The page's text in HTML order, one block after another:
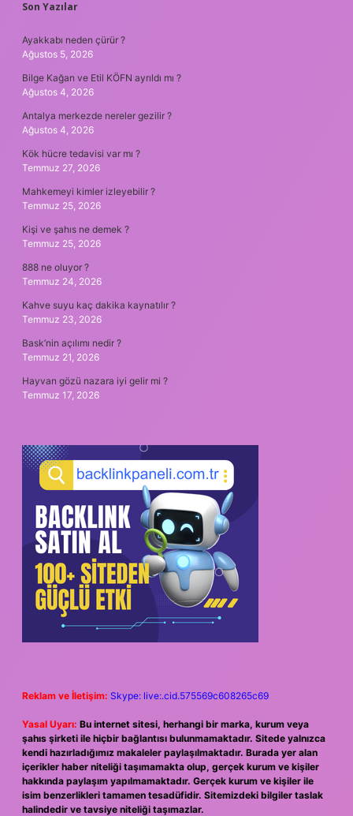
SIDEBAR
Son Yazılar
Ayakkabı neden çürür ?
Ağustos 5, 2026
Bilge Kağan ve Etil KÖFN ayrıldı mı ?
Ağustos 4, 2026
Antalya merkezde nereler gezilir ?
Ağustos 4, 2026
Kök hücre tedavisi var mı ?
Temmuz 27, 2026
Mahkemeyi kimler izleyebilir ?
Temmuz 25, 2026
Kişi ve şahıs ne demek ?
Temmuz 25, 2026
888 ne oluyor ?
Temmuz 24, 2026
Kahve suyu kaç dakika kaynatılır ?
Temmuz 23, 2026
Bask’nin açılımı nedir ?
Temmuz 21, 2026
Hayvan gözü nazara iyi gelir mi ?
Temmuz 17, 2026
Reklam ve İletişim: Skype: live:.cid.575569c608265c69
Yasal Uyarı: Bu internet sitesi, herhangi bir marka, kurum veya
şahıs şirketi ile hiçbir bağlantısı bulunmamaktadır. Sitede yalnızca
kendi hazırladığımız makaleler paylaşılmaktadır. Burada yer alan
içerikler haber niteliği taşımamakta olup, gerçek kurum ve kişiler
hakkında paylaşım yapılmamaktadır. Gerçek kurum ve kişiler ile
isim benzerlikleri tamamen tesadüfidir. Sitemizdeki bilgiler taslak
halindedir ve tavsiye niteliği taşımazlar.